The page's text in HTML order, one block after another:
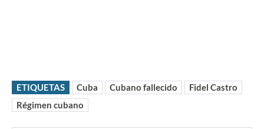
ETIQUETAS Cuba Cubano fallecido
Fidel Castro
Régimen cubano